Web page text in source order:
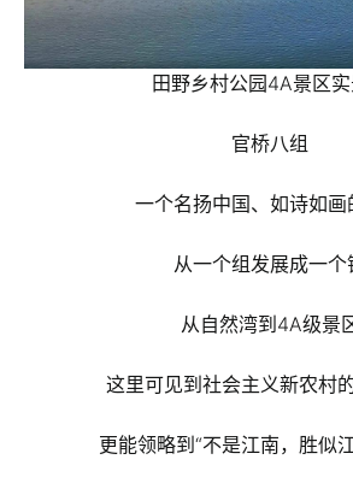
田野乡村公园4A景区
官桥八组
一个名扬中国、如诗如画
从一个组发展成一个
从自然湾到4A级景
这里可见到社会主义新农村
更能领略到“不是江南，胜似